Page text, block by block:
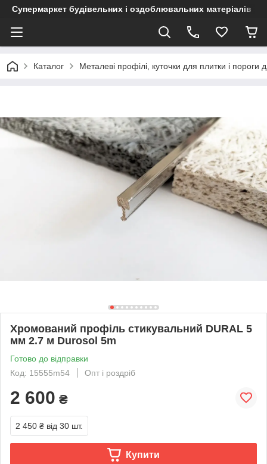
Супермаркет будівельних і оздоблювальних матеріалів
Каталог Металеві профілі, куточки для плитки і пороги
Хромований профіль стикувальний DURAL 5
мм 2.7 м Durosol 5m
Готово до відправки
Код: 15555m54
Опт і роздріб
2 600 ₴
2 450 ₴ від 30 шт.
Купити